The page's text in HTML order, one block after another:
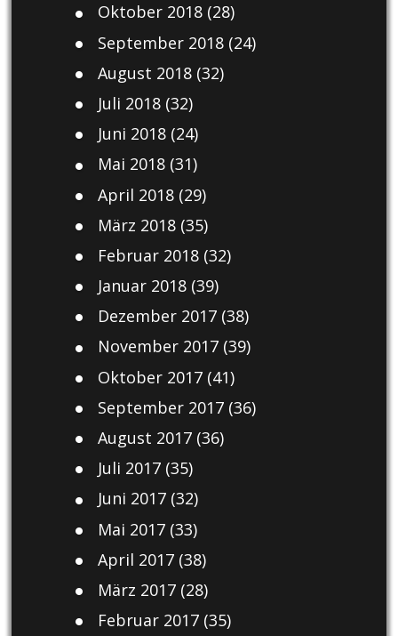
Oktober 2018(28)
September 2018(24)
August 2018(32)
Juli 2018(32)
Juni 2018(24)
Mai 2018(31)
April 2018(29)
März 2018(35)
Februar 2018(32)
Januar 2018(39)
Dezember 2017(38)
November 2017(39)
Oktober 2017(41)
September 2017(36)
August 2017(36)
Juli 2017(35)
Juni 2017(32)
Mai 2017(33)
April 2017(38)
März 2017(28)
Februar 2017(35)